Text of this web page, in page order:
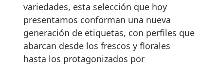
variedades, esta selección que hoy
presentamos conforman una nueva
generación de etiquetas, con perfiles que
abarcan desde los frescos y florales
hasta los protagonizados por